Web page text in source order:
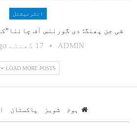
انٹرنیشنل
شی جن پھنگ: دی گورننس آف
ADMIN 17 گھنٹے ago
LOAD MORE POSTS
ہوم شوبز پاکستان